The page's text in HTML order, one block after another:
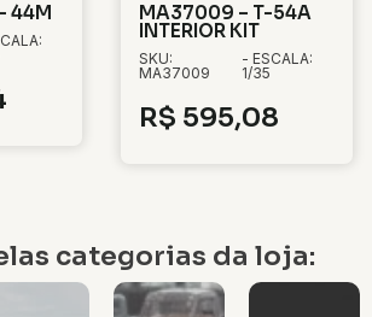
44M MA37009 – T-54A
INTERIOR KIT
SKU:
MA37009
- ESCALA:
1/35
R$ 595,08
categorias da loja: